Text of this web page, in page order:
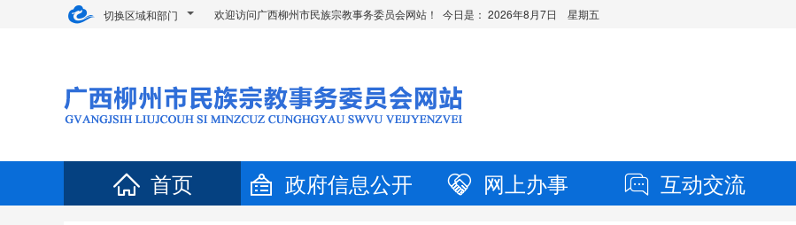
切换区域和部门 欢迎访问广西柳州市民族宗教事务委员会网站！ 今日是： 2026年8月7日 星期五
首页 政府信息公开 网上办事 互动交流